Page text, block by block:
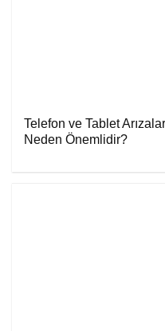
Telefon ve Tablet
Neden Önemlidir?